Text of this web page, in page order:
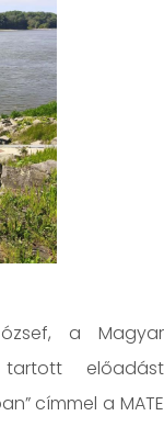
a Magyar
tartott előadást
címmel a MATE